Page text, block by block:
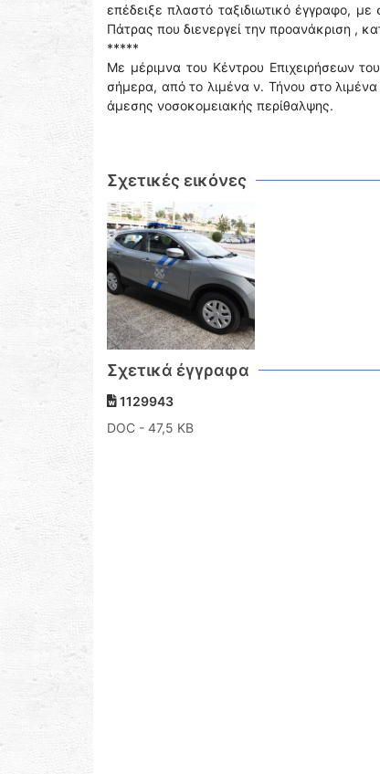
επέδειξε πλαστό ταξιδιωτικό έγγραφο,
Πάτρας που διενεργεί την προανάκριση ,
*****
Με μέριμνα του Κέντρου Επιχειρήσεων
σήμερα, από το λιμένα ν. Τήνου στο
άμεσης νοσοκομειακής περίθαλψης.
Σχετικές εικόνες
Σχετικά έγγραφα
1129943
DOC - 47,5 KB